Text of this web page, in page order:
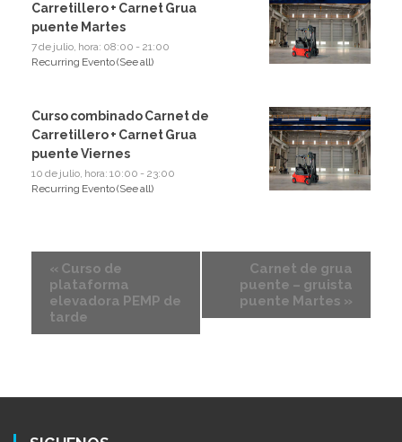
Carretillero + Carnet Grua
puente Martes
7 de julio, hora: 08:00 - 21:00
Recurring Evento(See all)
Curso combinado Carnet de
Carretillero + Carnet Grua
puente Viernes
10 de julio, hora: 10:00 - 23:00
Recurring Evento(See all)
« Curso de
plataforma
elevadora PEMP de
tarde
Carnet de grua
puente – gruista
puente Martes »